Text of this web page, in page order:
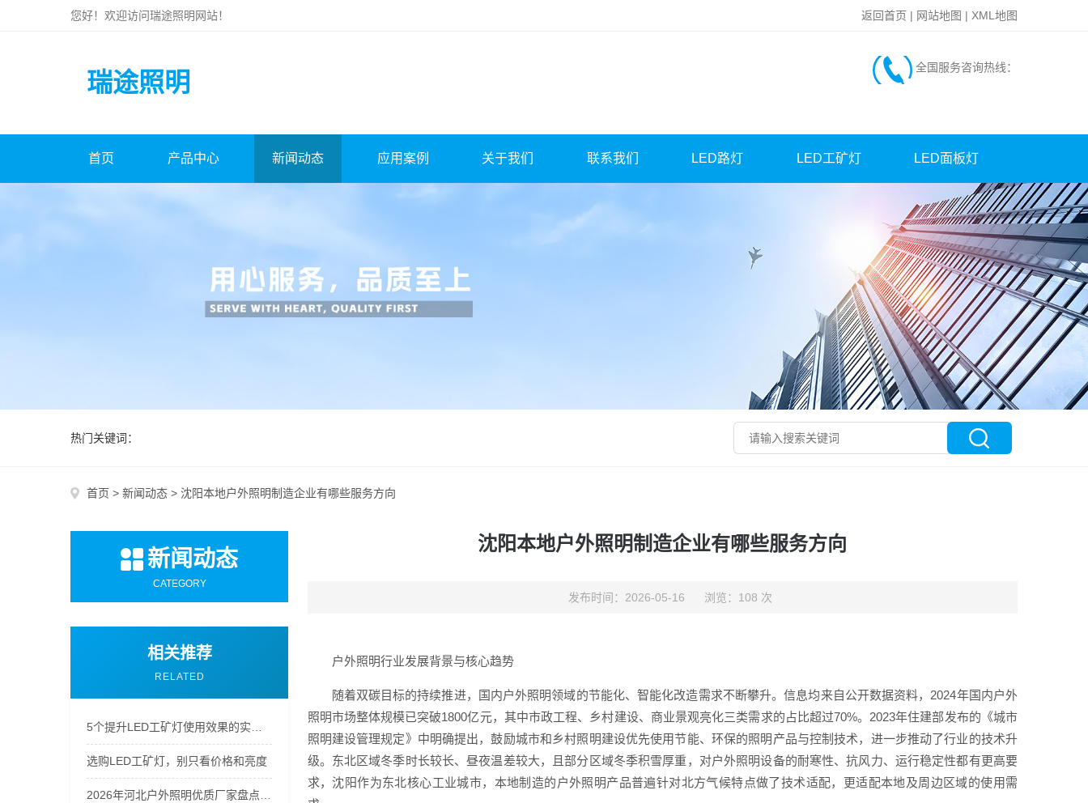
您好！欢迎访问瑞途照明 网站！ 返回首页 | 网站地图 | XML地图
瑞途照明
全国服务咨询热线：
首页 产品中心 新闻动态 应用案例 关于我们 联系我们 LED路灯 LED工矿灯 LED面板灯
热门关键词：
首页 > 新闻动态 > 沈阳本地户外照明制造企业有哪些服务方向
新闻动态
CATEGORY
相关推荐
RELATED
选购LED工矿灯，别只看价格和亮度
沈阳本地户外照明制造企业有哪些服务方向
发布时间：2026-05-16 浏览：108 次
户外照明行业发展背景与核心趋势
随着双碳目标的持续推进，国内户外照明领域的节能化、智能化改造需求不断攀升。信息均来自公开数据资料，2024年国内户外
照明市场整体规模已突破1800亿元，其中市政工程、乡村建设、商业景观亮化三类需求的占比超过70%。2023年住建部发布的《城市
照明建设管理规定》中明确提出，鼓励城市和乡村照明建设优先使用节能、环保的照明产品与控制技术，进一步推动了行业的技术升
级。东北区域冬季时长较长、昼夜温差较大，且部分区域冬季积雪厚重，对户外照明设备的耐寒性、抗风力、运行稳定性都有更高要
求，沈阳作为东北核心工业城市，本地制造的户外照明产品普遍针对北方气候特点做了技术适配，更适配本地及周边区域的使用需